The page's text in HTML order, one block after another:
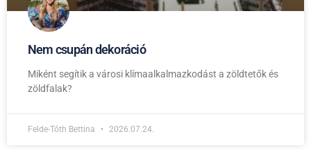
Nem csupán dekoráció
Miként segítik a városi klímaalkalmazkodást a zöldtetők és
zöldfalak?
Felde-Tóth Bettina 2026.07.24.